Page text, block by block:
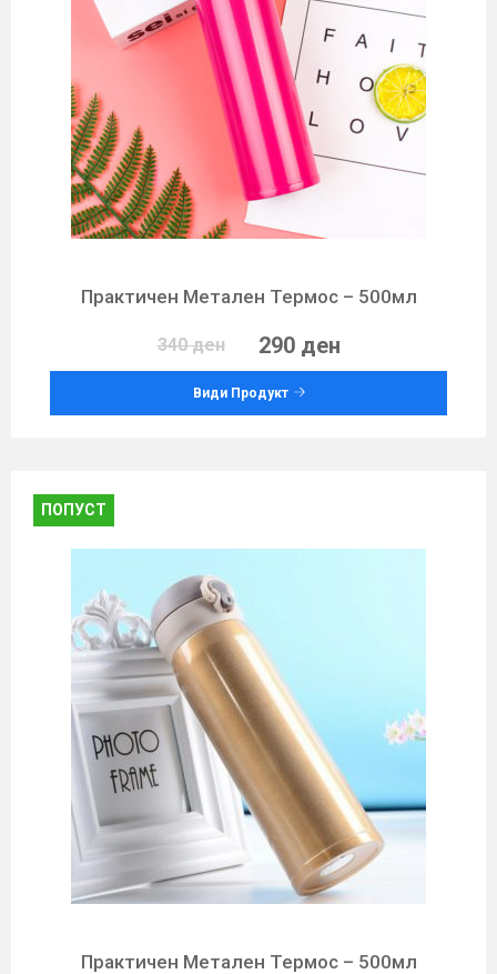
Практичен Метален Термос – 500мл
340 ден 290 ден
Види Продукт
ПОПУСТ
Практичен Метален Термос – 500мл